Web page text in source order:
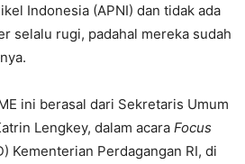
Indonesia (APNI) dan tidak ada
selalu rugi, padahal mereka sudah
ini berasal dari Sekretaris Umum
Lengkey, dalam acara Focus
Kementerian Perdagangan RI, di